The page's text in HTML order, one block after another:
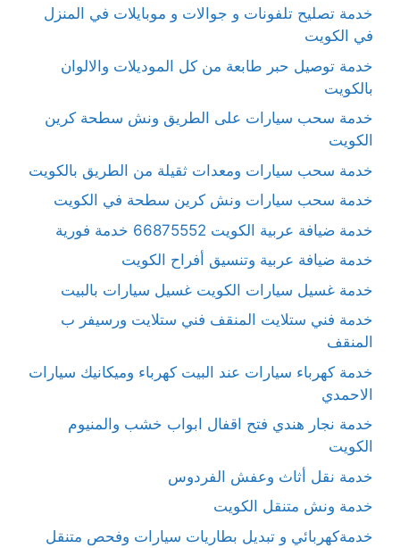
خدمة تصليح تلفونات و جوالات و موبايلات في المنزل
في الكويت
خدمة توصيل حبر طابعة من كل الموديلات والالوان
بالكويت
خدمة سحب سيارات على الطريق ونش سطحة كرين
الكويت
خدمة سحب سيارات ومعدات ثقيلة من الطريق بالكويت
خدمة سحب سيارات ونش كرين سطحة في الكويت
خدمة ضيافة عربية الكويت 66875552 خدمة فورية
خدمة ضيافة عربية وتنسيق أفراح الكويت
خدمة غسيل سيارات الكويت غسيل سيارات بالبيت
خدمة فني ستلايت المنقف فني ستلايت ورسيفر ب
المنقف
خدمة كهرباء سيارات عند البيت كهرباء وميكانيك سيارات
الاحمدي
خدمة نجار هندي فتح اقفال ابواب خشب والمنيوم
الكويت
خدمة نقل أثاث وعفش الفردوس
خدمة ونش متنقل الكويت
خدمةكهربائي و تبديل بطاريات سيارات وفحص متنقل